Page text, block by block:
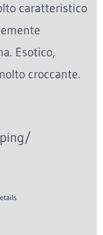
caratteristico
Esotico,
croccante.